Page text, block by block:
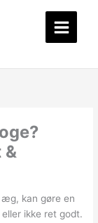
&
æg, kan gøre en
ikke ret godt.